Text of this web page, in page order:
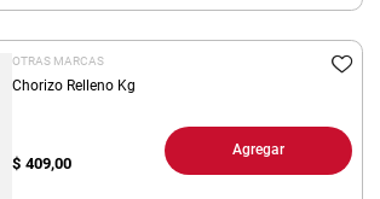
OTRAS MARCAS
Chorizo Relleno Kg
$ 409,00
Agregar